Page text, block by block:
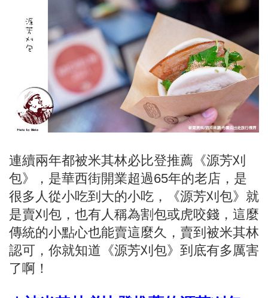
連續兩年都被米其林必比登推薦《源芳刈
包》，是華西街開業超過65年的老店，是
很多人從小吃到大的小吃，《源芳刈包》就
是賣刈包，也有人稱為割包或虎咬錢，這麼
傳統的小點心也能賣這麼久，賣到被米其林
認可，你就知道《源芳刈包》到底有多厲害
了啊！